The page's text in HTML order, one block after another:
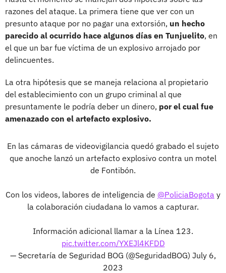
razones del ataque. La primera tiene que ver con un
presunto ataque por no pagar una extorsión, un hecho
parecido al ocurrido hace algunos días en Tunjuelito, en
el que un bar fue víctima de un explosivo arrojado por
delincuentes.
La otra hipótesis que se maneja relaciona al propietario
del establecimiento con un grupo criminal al que
presuntamente le podría deber un dinero, por el cual fue
amenazado con el artefacto explosivo.
En las cámaras de videovigilancia quedó grabado el sujeto
que anoche lanzó un artefacto explosivo contra un motel
de Fontibón.
Con los videos, labores de inteligencia de @PoliciaBogota y
la colaboración ciudadana lo vamos a capturar.
Información adicional llamar a la Línea 123.
pic.twitter.com/YXEJl4KFDD
— Secretaría de Seguridad BOG (@SeguridadBOG) July 6,
2023